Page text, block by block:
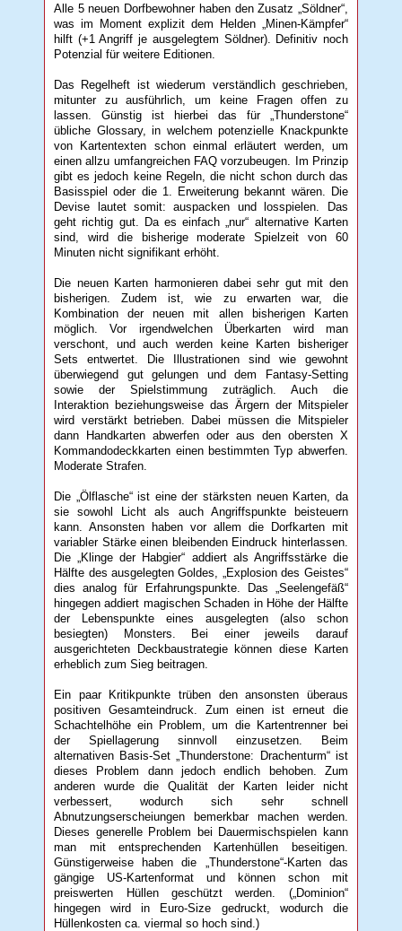
Alle 5 neuen Dorfbewohner haben den Zusatz „Söldner“,
was im Moment explizit dem Helden „Minen-Kämpfer“
hilft (+1 Angriff je ausgelegtem Söldner). Definitiv noch
Potenzial für weitere Editionen.
Das Regelheft ist wiederum verständlich geschrieben,
mitunter zu ausführlich, um keine Fragen offen zu
lassen. Günstig ist hierbei das für „Thunderstone“
übliche Glossary, in welchem potenzielle Knackpunkte
von Kartentexten schon einmal erläutert werden, um
einen allzu umfangreichen FAQ vorzubeugen. Im Prinzip
gibt es jedoch keine Regeln, die nicht schon durch das
Basisspiel oder die 1. Erweiterung bekannt wären. Die
Devise lautet somit: auspacken und losspielen. Das
geht richtig gut. Da es einfach „nur“ alternative Karten
sind, wird die bisherige moderate Spielzeit von 60
Minuten nicht signifikant erhöht.
Die neuen Karten harmonieren dabei sehr gut mit den
bisherigen. Zudem ist, wie zu erwarten war, die
Kombination der neuen mit allen bisherigen Karten
möglich. Vor irgendwelchen Überkarten wird man
verschont, und auch werden keine Karten bisheriger
Sets entwertet. Die Illustrationen sind wie gewohnt
überwiegend gut gelungen und dem Fantasy-Setting
sowie der Spielstimmung zuträglich. Auch die
Interaktion beziehungsweise das Ärgern der Mitspieler
wird verstärkt betrieben. Dabei müssen die Mitspieler
dann Handkarten abwerfen oder aus den obersten X
Kommandodeckkarten einen bestimmten Typ abwerfen.
Moderate Strafen.
Die „Ölflasche“ ist eine der stärksten neuen Karten, da
sie sowohl Licht als auch Angriffspunkte beisteuern
kann. Ansonsten haben vor allem die Dorfkarten mit
variabler Stärke einen bleibenden Eindruck hinterlassen.
Die „Klinge der Habgier“ addiert als Angriffsstärke die
Hälfte des ausgelegten Goldes, „Explosion des Geistes“
dies analog für Erfahrungspunkte. Das „Seelengefäß“
hingegen addiert magischen Schaden in Höhe der Hälfte
der Lebenspunkte eines ausgelegten (also schon
besiegten) Monsters. Bei einer jeweils darauf
ausgerichteten Deckbaustrategie können diese Karten
erheblich zum Sieg beitragen.
Ein paar Kritikpunkte trüben den ansonsten überaus
positiven Gesamteindruck. Zum einen ist erneut die
Schachtelhöhe ein Problem, um die Kartentrenner bei
der Spiellagerung sinnvoll einzusetzen. Beim
alternativen Basis-Set „Thunderstone: Drachenturm“ ist
dieses Problem dann jedoch endlich behoben. Zum
anderen wurde die Qualität der Karten leider nicht
verbessert, wodurch sich sehr schnell
Abnutzungserscheiungen bemerkbar machen werden.
Dieses generelle Problem bei Dauermischspielen kann
man mit entsprechenden Kartenhüllen beseitigen.
Günstigerweise haben die „Thunderstone“-Karten das
gängige US-Kartenformat und können schon mit
preiswerten Hüllen geschützt werden. („Dominion“
hingegen wird in Euro-Size gedruckt, wodurch die
Hüllenkosten ca. viermal so hoch sind.)